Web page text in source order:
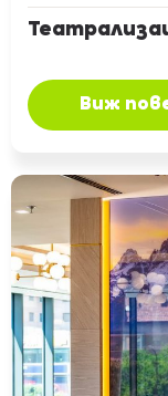
Виж